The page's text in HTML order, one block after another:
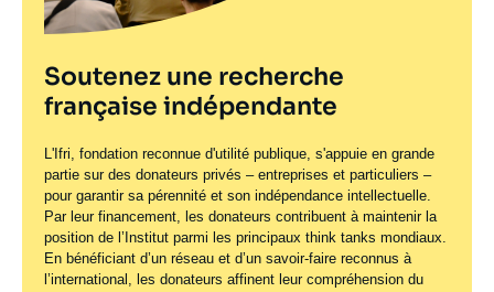
Soutenez une recherche
française indépendante
L'Ifri, fondation reconnue d'utilité publique, s'appuie en grande
partie sur des donateurs privés – entreprises et particuliers –
pour garantir sa pérennité et son indépendance intellectuelle.
Par leur financement, les donateurs contribuent à maintenir la
position de l’Institut parmi les principaux think tanks mondiaux.
En bénéficiant d’un réseau et d’un savoir-faire reconnus à
l’international, les donateurs affinent leur compréhension du